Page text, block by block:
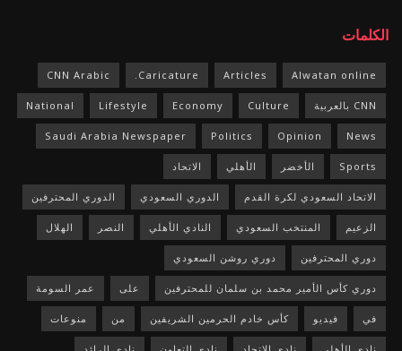
الكلمات
Alwatan online
Articles
Caricature.
CNN Arabic
CNN بالعربية Culture
Economy
Lifestyle
National
News
Opinion
Politics
Saudi Arabia Newspaper
Sports الأخضر الأهلي الاتحاد
الاتحاد السعودي لكرة القدم الدوري السعودي الدوري المحترفين
الزعيم المنتخب السعودي النادي الأهلي النصر الهلال
دوري المحترفين دوري روشن السعودي
دوري كأس الأمير محمد بن سلمان للمحترفين على عمر السومة
في فيديو كأس خادم الحرمين الشريفين من منوعات